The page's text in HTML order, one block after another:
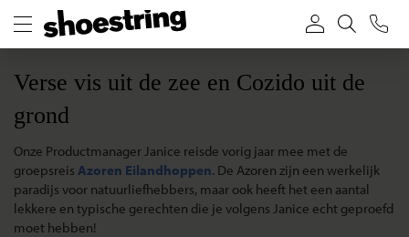
Verse vis uit de zee en Cozido uit de
grond
Onze Productmanager Janice reisde vorig jaar mee met de
groepsreis Azoren Eilandhoppen. De Azoren zijn een werkelijk
paradijs voor natuurliefhebbers, maar ook heeft het een aantal
lekkere en typische gerechten die je volgens Janice echt geproefd
moet hebben!